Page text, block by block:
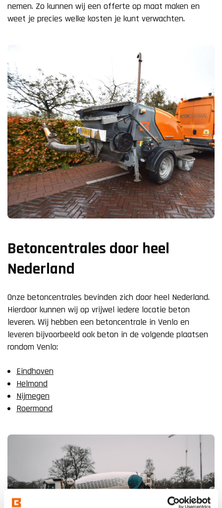
nemen. Zo kunnen wij een offerte op maat maken en
weet je precies welke kosten je kunt verwachten.
Betoncentrales door heel
Nederland
Onze betoncentrales bevinden zich door heel Nederland.
Hierdoor kunnen wij op vrijwel iedere locatie beton
leveren. Wij hebben een betoncentrale in Venlo en
leveren bijvoorbeeld ook beton in de volgende plaatsen
rondom Venlo:
Eindhoven
Helmond
Nijmegen
Roermond